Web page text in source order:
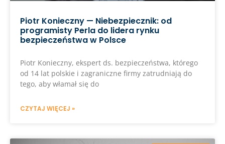
Piotr Konieczny — Niebezpiecznik: od
programisty Perla do lidera rynku
bezpieczeństwa w Polsce
Piotr Konieczny, ekspert ds. bezpieczeństwa, którego
od 14 lat polskie i zagraniczne firmy zatrudniają do
tego, aby włamał się do
CZYTAJ WIĘCEJ »